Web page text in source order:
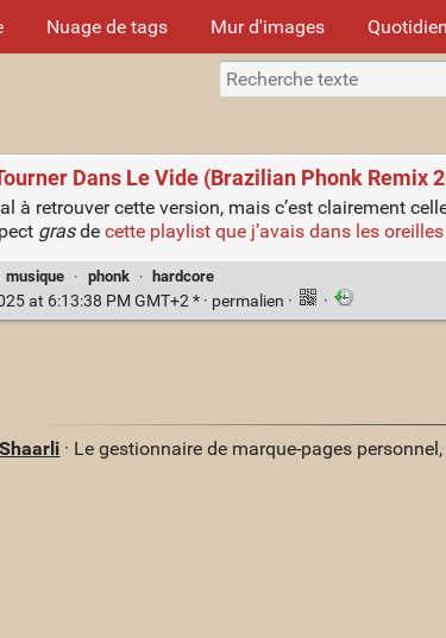
Nuage de tags Mur d'images Quotidien
Dans Le Vide (Brazilian Phonk Remix
à retrouver cette version, mais c’est clairement
grasde cette playlist que j’avais dans les oreilles
musique · phonk · hardcore
at 6:13:38 PM GMT+2 * · permalien · ·
Shaarli · Le gestionnaire de marque-pages